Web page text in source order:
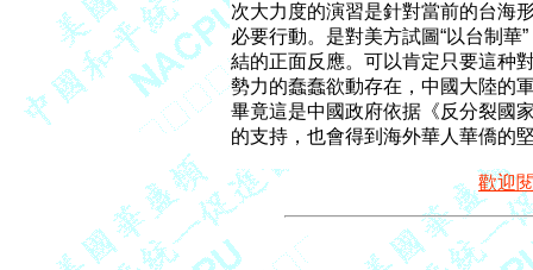
次大力度的演習是針對當前的台海
必要行動。是對美方試圖“以台制華
結的正面反應。可以肯定只要這种
勢力的蠢蠢欲動存在，中國大陸的
畢竟這是中國政府依据《反分裂國
歡迎